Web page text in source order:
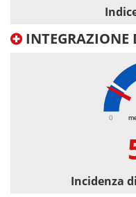
INTEGRAZIONE
0
Incidenza